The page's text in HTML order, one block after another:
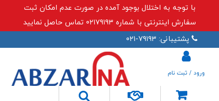
با توجه به اختلال بوجود آمده در صورت عدم امکان ثبت
سفارش اینترنتی با شماره ۰۲۱۷۹۱۹۳ تماس حاصل نمایید
پشتیبانی: ۷۹۱۹۳-۰۲۱
جستجو
ورود / ثبت نام